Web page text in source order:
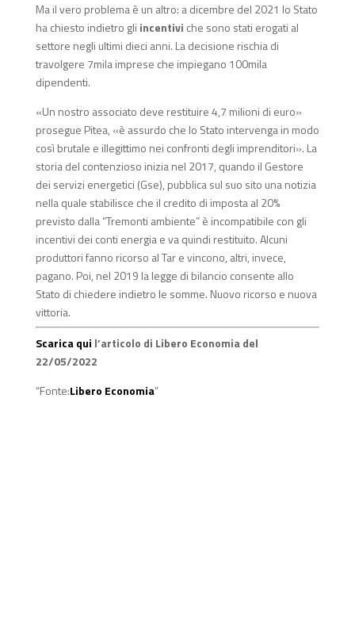
Ma il vero problema è un altro: a dicembre del 2021 lo Stato
ha chiesto indietro gli incentivi che sono stati erogati al
settore negli ultimi dieci anni. La decisione rischia di
travolgere 7mila imprese che impiegano 100mila
dipendenti.
«Un nostro associato deve restituire 4,7 milioni di euro»
prosegue Pitea, «è assurdo che lo Stato intervenga in modo
così brutale e illegittimo nei confronti degli imprenditori». La
storia del contenzioso inizia nel 2017, quando il Gestore
dei servizi energetici (Gse), pubblica sul suo sito una notizia
nella quale stabilisce che il credito di imposta al 20%
previsto dalla “Tremonti ambiente” è incompatibile con gli
incentivi dei conti energia e va quindi restituito. Alcuni
produttori fanno ricorso al Tar e vincono, altri, invece,
pagano. Poi, nel 2019 la legge di bilancio consente allo
Stato di chiedere indietro le somme. Nuovo ricorso e nuova
vittoria.
Scarica qui l’articolo di Libero Economia del
22/05/2022
“Fonte:Libero Economia”